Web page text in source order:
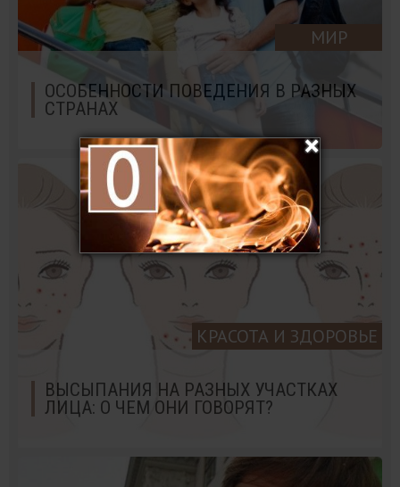
МИР
ОСОБЕННОСТИ ПОВЕДЕНИЯ В РАЗНЫХ
СТРАНАХ
КРАСОТА И ЗДОРОВЬЕ
ВЫСЫПАНИЯ НА РАЗНЫХ УЧАСТКАХ
ЛИЦА: О ЧЕМ ОНИ ГОВОРЯТ?